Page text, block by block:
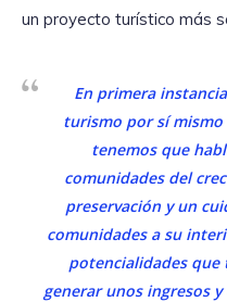
un proyecto turístico más
En primera
turismo por sí
tenemos que
comunidades del
preservación y un
comunidades a su
potencialidades que
generar unos ingresos